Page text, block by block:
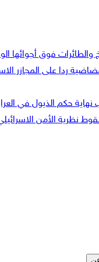
فوق أجوائها
ردا على المجازر
حكم الذيول في
نظرية الأمن